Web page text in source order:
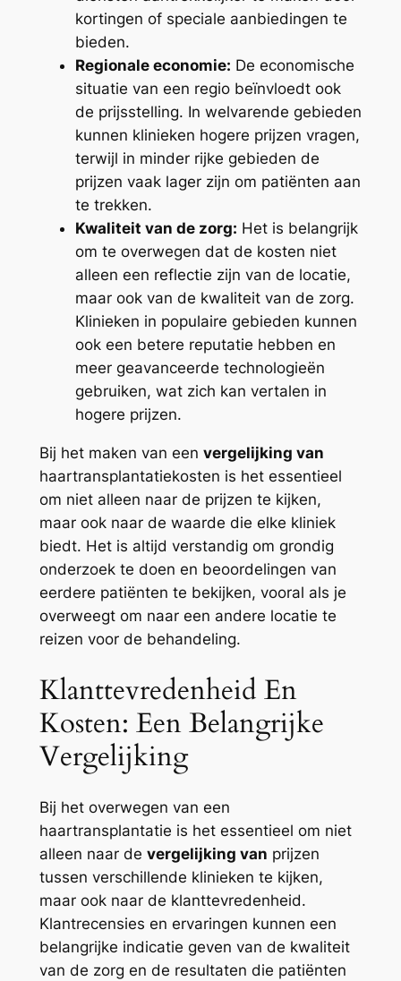
kortingen of speciale aanbiedingen te
bieden.
Regionale economie: De economische
situatie van een regio beïnvloedt ook
de prijsstelling. In welvarende gebieden
kunnen klinieken hogere prijzen vragen,
terwijl in minder rijke gebieden de
prijzen vaak lager zijn om patiënten aan
te trekken.
Kwaliteit van de zorg: Het is belangrijk
om te overwegen dat de kosten niet
alleen een reflectie zijn van de locatie,
maar ook van de kwaliteit van de zorg.
Klinieken in populaire gebieden kunnen
ook een betere reputatie hebben en
meer geavanceerde technologieën
gebruiken, wat zich kan vertalen in
hogere prijzen.
Bij het maken van een vergelijking van
haartransplantatiekosten is het essentieel
om niet alleen naar de prijzen te kijken,
maar ook naar de waarde die elke kliniek
biedt. Het is altijd verstandig om grondig
onderzoek te doen en beoordelingen van
eerdere patiënten te bekijken, vooral als je
overweegt om naar een andere locatie te
reizen voor de behandeling.
Klanttevredenheid En
Kosten: Een Belangrijke
Vergelijking
Bij het overwegen van een
haartransplantatie is het essentieel om niet
alleen naar de vergelijking van prijzen
tussen verschillende klinieken te kijken,
maar ook naar de klanttevredenheid.
Klantrecensies en ervaringen kunnen een
belangrijke indicatie geven van de kwaliteit
van de zorg en de resultaten die patiënten